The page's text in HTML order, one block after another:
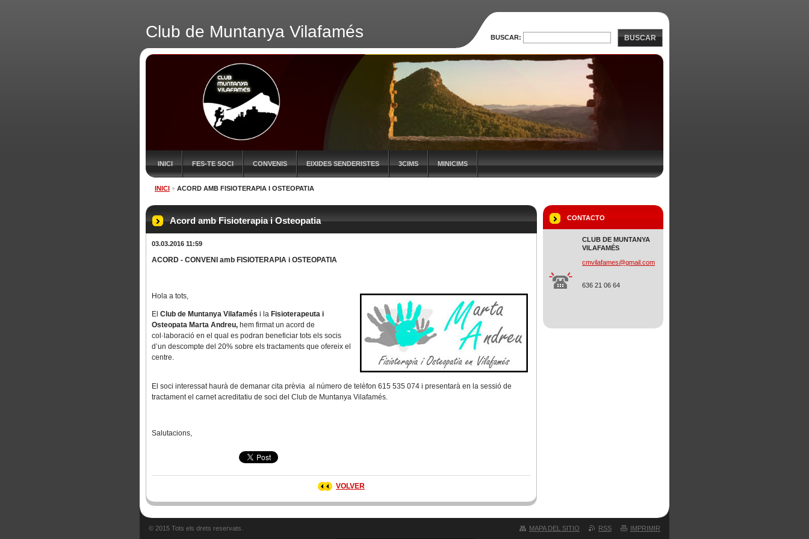
Club de Muntanya Vilafamés
INICI FES-TE SOCI CONVENIS EIXIDES SENDERISTES 3CIMS MINICIMS
INICI ACORD AMB FISIOTERAPIA I OSTEOPATIA
Acord amb Fisioterapia i Osteopatia
03.03.2016 11:59
ACORD - CONVENI amb FISIOTERAPIA i OSTEOPATIA
Hola a tots,
El Club de Muntanya Vilafamés i la Fisioterapeuta i
Osteopata Marta Andreu, hem firmat un acord de
col·laboració en el qual es podran beneficiar tots els socis
d’un descompte del 20% sobre els tractaments que ofereix el
centre.
El soci interessat haurà de demanar cita prèvia al número de telèfon 615 535 074 i presentarà en la sessió de
tractament el carnet acreditatiu de soci del Club de Muntanya Vilafamés.
Salutacions,
VOLVER
CONTACTO
CLUB DE MUNTANYA
VILAFAMÉS
cmvilafames@gmail.com
636 21 06 64
BUSCAR: BUSCAR
MAPA DEL SITIO RSS IMPRIMIR
© 2015 Tots els drets reservats.